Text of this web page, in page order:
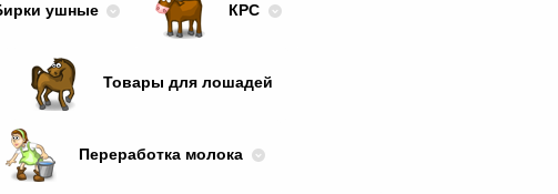
ушные КРС
Товары для лошадей
Переработка молока